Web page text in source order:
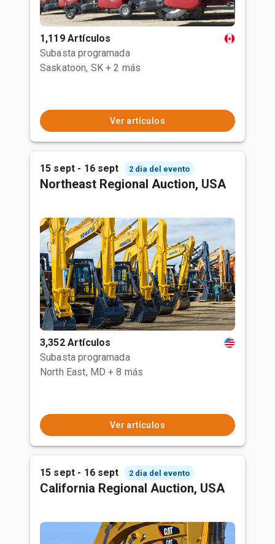
1,119 Artículos
Subasta programada
Saskatoon, SK + 2 más
Ver artículos
15 sept - 16 sept 2 día del evento
Northeast Regional Auction, USA
3,352 Artículos
Subasta programada
North East, MD + 8 más
Ver artículos
15 sept - 16 sept 2 día del evento
California Regional Auction, USA